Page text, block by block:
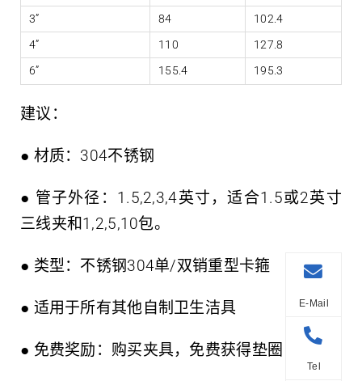
3”
84
102.4
4”
110
127.8
6”
155.4 195.3
建议：
● 材质：304不锈钢
● 管子外径：1.5,2,3,4英寸，适合1.5或2英寸
三线夹和1,2,5,10包。
● 类型：不锈钢304单/双销重型卡箍
● 适用于所有其他自制卫生洁具
● 免费奖励：购买夹具，免费获得垫圈
E-Mail
Tel